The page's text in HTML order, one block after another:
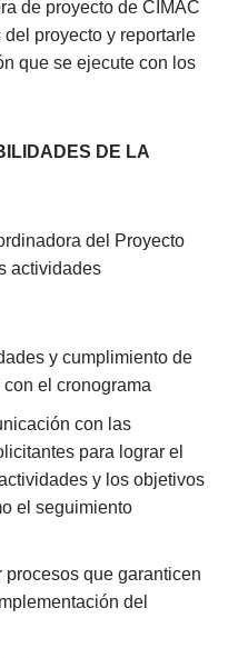
de proyecto de CIMAC
proyecto y reportarle
que se ejecute con los
DE LA
del Proyecto
actividades
y cumplimiento de
el cronograma
con las
para lograr el
y los objetivos
el seguimiento
que garanticen
del